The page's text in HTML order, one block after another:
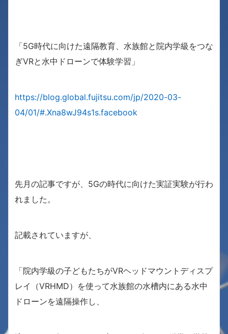
「5G時代に向けた遠隔教育、水族館と院内学級をつな
ぎVRと水中ドローンで体験学習」
https://blog.global.fujitsu.com/jp/2020-03-
04/01/#.Xna8wJ94s1s.facebook
先月の記事ですが、5Gの時代に向けた実証実験が行わ
れました。
記載されていますが、
「院内学級の子どもたちがVRヘッドマウントディスプ
レイ（VRHMD）を使って水族館の水槽内にある水中
ドローンを遠隔操作し、